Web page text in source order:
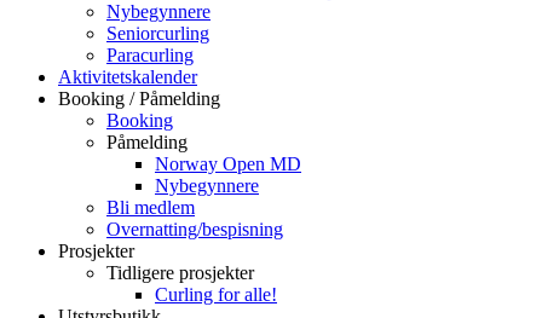
Nybegynnere
Seniorcurling
Paracurling
Aktivitetskalender
Booking / Påmelding
Booking
Påmelding
Norway Open MD
Nybegynnere
Bli medlem
Overnatting/bespisning
Prosjekter
Tidligere prosjekter
Curling for alle!